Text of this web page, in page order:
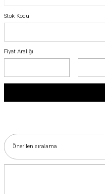
Stok Kodu
Fiyat Aralığı